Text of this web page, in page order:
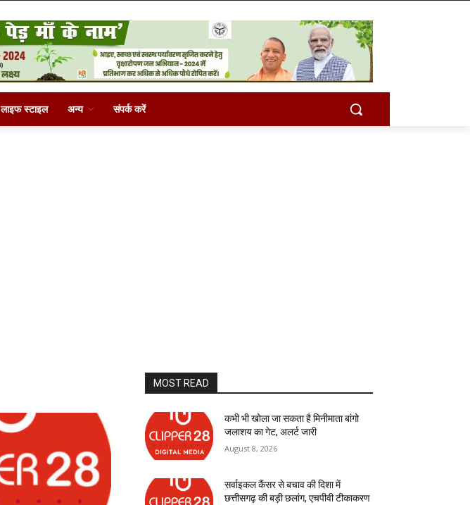
लाइफ स्टाइल अन्य संपर्क करें
MOST READ
कभी भी खोला जा सकता है मिनीमाता बांगो
जलाशय का गेट, अलर्ट जारी
August 8, 2026
सर्वाइकल कैंसर से बचाव की दिशा में
छत्तीसगढ़ की बड़ी छलांग, एचपीवी टीकाकरण